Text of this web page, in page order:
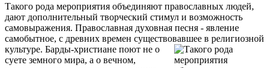
Такого рода мероприятия объединяют православных людей,
дают дополнительный творческий стимул и возможность
самовыражения. Православная духовная песня - явление
самобытное, с древних времен существовавшее в религиозной
культуре. Барды-христиане поют не о
суете земного мира, а о вечном,